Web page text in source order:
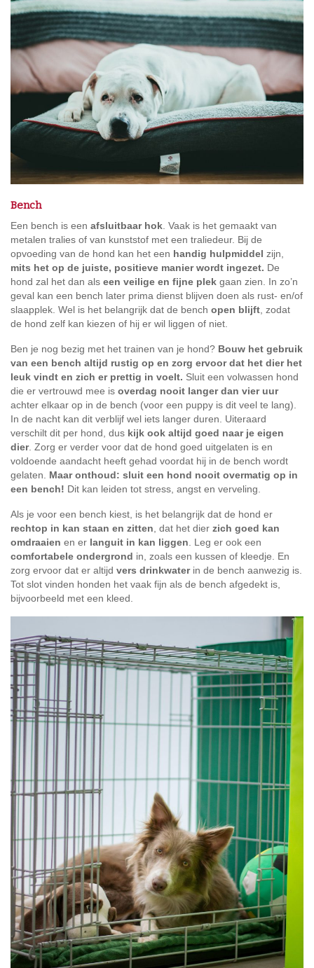
Bench
Een bench is een afsluitbaar hok . Vaak is het gemaakt van
metalen tralies of van kunststof met een traliedeur. Bij de
opvoeding van de hond kan het een handig hulpmiddel zijn,
mits het op de juiste, positieve manier wordt ingezet. De
hond zal het dan als een veilige en fijne plek gaan zien. In zo’n
geval kan een bench later prima dienst blijven doen als rust- en/of
slaapplek. Wel is het belangrijk dat de bench open blijft , zodat
de hond zelf kan kiezen of hij er wil liggen of niet.
Ben je nog bezig met het trainen van je hond? Bouw het gebruik
van een bench altijd rustig op en zorg ervoor dat het dier het
leuk vindt en zich er prettig in voelt. Sluit een volwassen hond
die er vertrouwd mee is overdag nooit langer dan vier uur
achter elkaar op in de bench (voor een puppy is dit veel te lang).
In de nacht kan dit verblijf wel iets langer duren. Uiteraard
verschilt dit per hond, dus kijk ook altijd goed naar je eigen
dier. Zorg er verder voor dat de hond goed uitgelaten is en
voldoende aandacht heeft gehad voordat hij in de bench wordt
gelaten. Maar onthoud: sluit een hond nooit overmatig op in
een bench! Dit kan leiden tot stress, angst en verveling.
Als je voor een bench kiest, is het belangrijk dat de hond er
rechtop in kan staan en zitten , dat het dier zich goed kan
omdraaien en er languit in kan liggen . Leg er ook een
comfortabele ondergrond in, zoals een kussen of kleedje. En
zorg ervoor dat er altijd vers drinkwaterin de bench aanwezig is.
Tot slot vinden honden het vaak fijn als de bench afgedekt is,
bijvoorbeeld met een kleed.